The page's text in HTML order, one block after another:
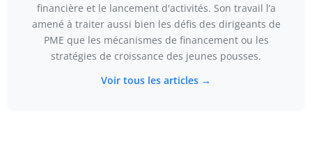
financière et le lancement d'activités. Son travail l’a
amené à traiter aussi bien les défis des dirigeants de
PME que les mécanismes de financement ou les
stratégies de croissance des jeunes pousses.
Voir tous les articles →